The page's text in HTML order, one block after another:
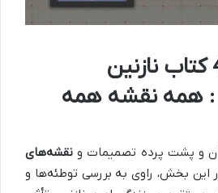
خلاصه فصل 4 کتاب نازنین
: همه نقشه همه
و پشت پرده تصمیمات و نقشه‌های
این بخش، راوی به بررسی توطئه‌ها و